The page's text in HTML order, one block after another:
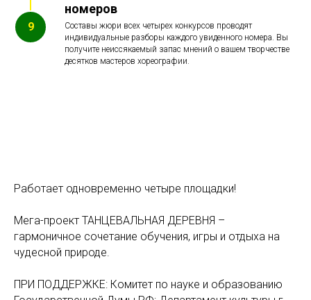
номеров
Составы жюри всех четырех конкурсов проводят
индивидуальные разборы каждого увиденного номера. Вы
получите неиссякаемый запас мнений о вашем творчестве
десятков мастеров хореографии.
Работает одновременно четыре площадки!
Мега-проект ТАНЦЕВАЛЬНАЯ ДЕРЕВНЯ –
гармоничное сочетание обучения, игры и отдыха на
чудесной природе.
ПРИ ПОДДЕРЖКЕ: Комитет по науке и образованию